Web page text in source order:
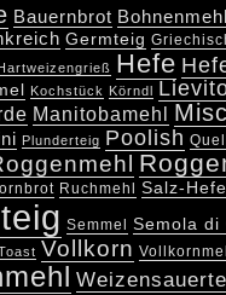
Bauernbrot Bohnenmehl
Germteig
Hartweizengrieß Hefe
Kochstück Körndl
Manitobamehl
Plunderteig Poolish
Ruchmehl Salz-
Semmel Semola di
Vollkorn